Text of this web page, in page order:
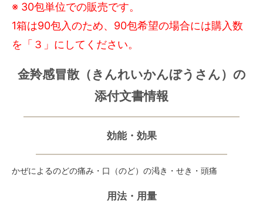
※ 30包単位での販売です。
1箱は90包入のため、90包希望の場合には購入数
を「３」にしてください。
金羚感冒散（きんれいかんぼうさん）の
添付文書情報
効能・効果
かぜによるのどの痛み・口（のど）の渇き・せき・頭痛
用法・用量